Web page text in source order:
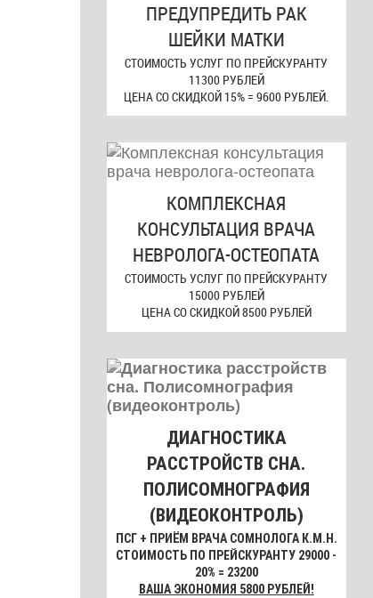
ПРЕДУПРЕДИТЬ РАК
ШЕЙКИ МАТКИ
СТОИМОСТЬ УСЛУГ ПО ПРЕЙСКУРАНТУ
11300 РУБЛЕЙ
ЦЕНА СО СКИДКОЙ 15% = 9600 РУБЛЕЙ.
КОМПЛЕКСНАЯ
КОНСУЛЬТАЦИЯ ВРАЧА
НЕВРОЛОГА-ОСТЕОПАТА
СТОИМОСТЬ УСЛУГ ПО ПРЕЙСКУРАНТУ
15000 РУБЛЕЙ
ЦЕНА СО СКИДКОЙ 8500 РУБЛЕЙ
ДИАГНОСТИКА
РАССТРОЙСТВ СНА.
ПОЛИСОМНОГРАФИЯ
(ВИДЕОКОНТРОЛЬ)
ПСГ + ПРИЁМ ВРАЧА СОМНОЛОГА К.М.Н.
СТОИМОСТЬ ПО ПРЕЙСКУРАНТУ 29000 -
20% = 23200
ВАША ЭКОНОМИЯ 5800 РУБЛЕЙ!